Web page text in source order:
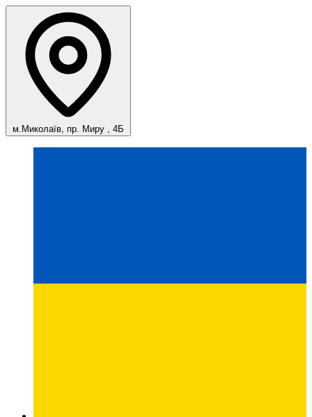
м.Миколаїв, пр. Миру , 4Б